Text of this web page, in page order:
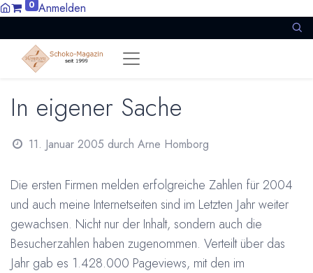
0 Anmelden
In eigener Sache
11. Januar 2005 durch Arne Homborg
Die ersten Firmen melden erfolgreiche Zahlen für 2004
und auch meine Internetseiten sind im Letzten Jahr weiter
gewachsen. Nicht nur der Inhalt, sondern auch die
Besucherzahlen haben zugenommen. Verteilt über das
Jahr gab es 1.428.000 Pageviews, mit den im